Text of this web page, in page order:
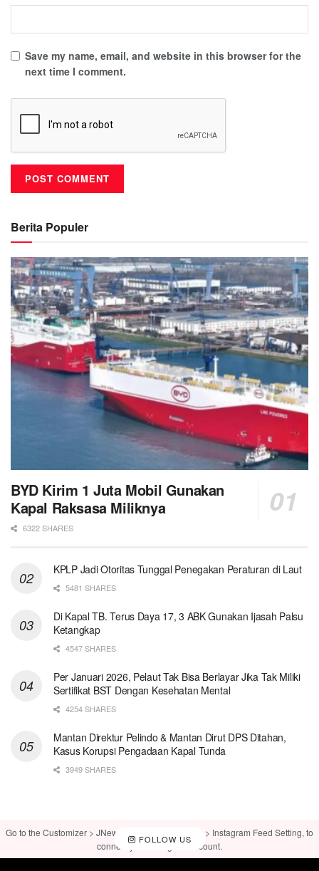
Save my name, email, and website in this browser for the
next time I comment.
Berita Populer
BYD Kirim 1 Juta Mobil Gunakan
Kapal Raksasa Miliknya
6322 SHARES
KPLP Jadi Otoritas Tunggal Penegakan Peraturan di Laut
5481 SHARES
Di Kapal TB. Terus Daya 17, 3 ABK Gunakan Ijasah Palsu
Ketangkap
4547 SHARES
Per Januari 2026, Pelaut Tak Bisa Berlayar Jika Tak Miliki
Sertifikat BST Dengan Kesehatan Mental
4254 SHARES
Mantan Direktur Pelindo & Mantan Dirut DPS Ditahan,
Kasus Korupsi Pengadaan Kapal Tunda
3949 SHARES
FOLLOW US
Go to the Customizer > JNews : Social, Like & View > Instagram Feed Setting, to
connect your Instagram account.